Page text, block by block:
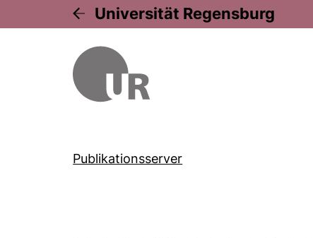
Universität Regensburg
Publikationsserver